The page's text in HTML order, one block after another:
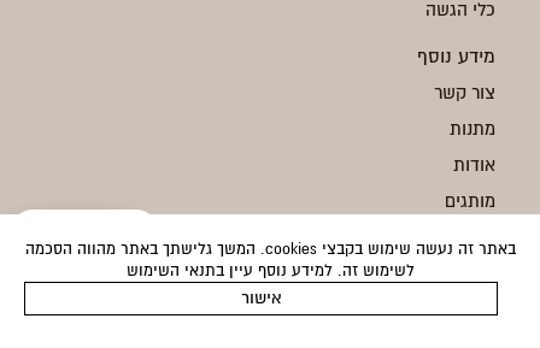
באתר זה נעשה שימוש בקבצי cookies. המשך גלישתך באתר מהווה הסכמה
לשימוש זה. למידע נוסף עיין בתנאי השימוש
אישורהוספה לסל
כלי הגשה
מידע נוסף
צור קשר
מתנות
אודות
מותגים
החזרות